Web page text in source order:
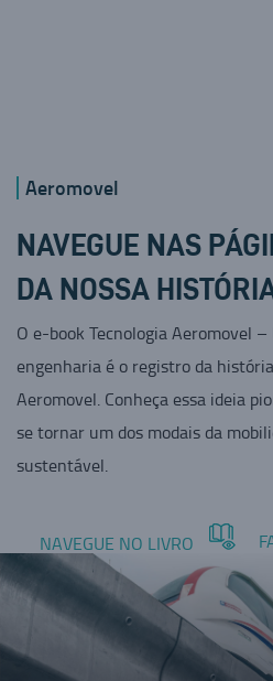
Aeromovel
NAVEGUE NAS
DA NOSSA
O e-book Tecnologia Aeromovel
engenharia é o registro da
Aeromovel. Conheça essa ideia
se tornar um dos modais da
sustentável.
NAVEGUE NO LIVRO